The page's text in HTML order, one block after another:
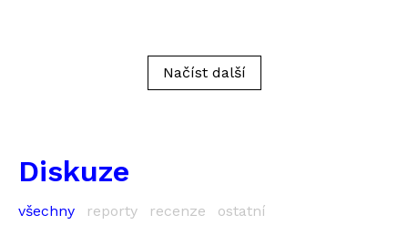
Načíst další
Diskuze
všechny reporty recenze ostatní